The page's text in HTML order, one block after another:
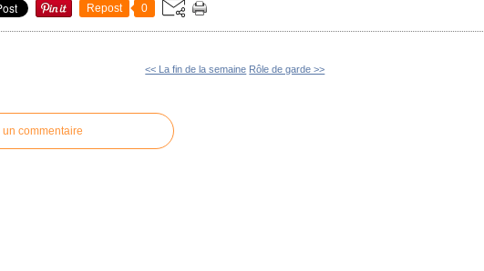
Repost 0
<< La fin de la semaine Rôle de garde >>
un commentaire